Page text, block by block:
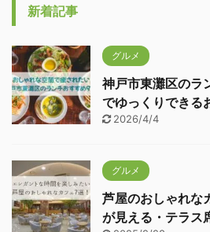
新着記事
グルメ
神戸市東灘区のラ
でゆっくりできる
2026/4/4
グルメ
芦屋のおしゃれな
が見える・テラス